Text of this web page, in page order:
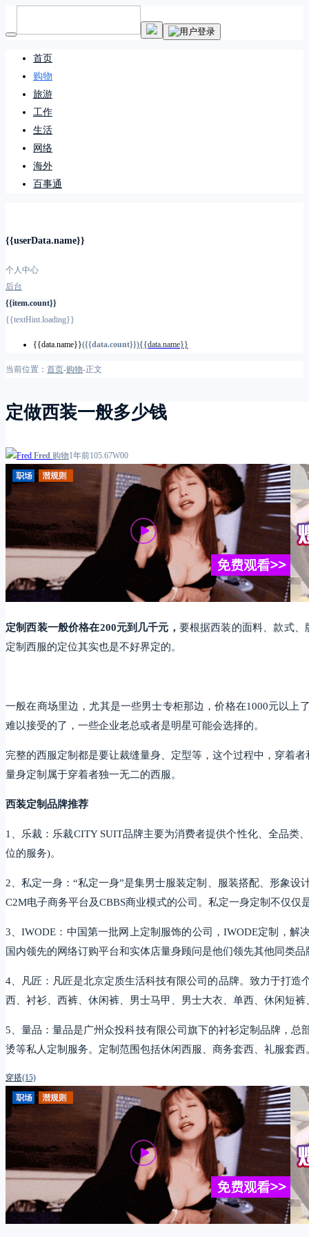
首页
购物
旅游
工作
生活
网络
海外
百事通
{{userData.name}}
个人中心
后台
{{item.count}}
{{textHint.loading}}
{{data.name}}({{data.count}}){{data.name}}
当前位置： 首页-购物-正文
定做西装一般多少钱
Fred 购物1年前105.67W00
定制西装一般价格在200元到几千元， 要根据西装的面料、款式
定制西服的定位其实也是不好界定的。
一般在商场里边，尤其是一些男士专柜那边，价格在1000元以
难以接受的了，一些企业老总或者是明星可能会选择的。
完整的西服定制都是要让裁缝量身、定型等，这个过程中，穿着
量身定制属于穿着者独一无二的西服。
西装定制品牌推荐
1、乐裁：乐裁CITY SUIT品牌主要为消费者提供个性化、全品
位的服务)。
2、私定一身：“私定一身”是集男士服装定制、服装搭配、形象
C2M电子商务平台及CBBS商业模式的公司。私定一身定制不仅
3、IWODE：中国第一批网上定制服饰的公司，IWODE定制，
国内领先的网络订购平台和实体店量身顾问是他们领先其他同类
4、凡匠：凡匠是北京定质生活科技有限公司的品牌。致力于打
西、衬衫、西裤、休闲裤、男士马甲、男士大衣、单西、休闲短裤
5、量品：量品是广州众投科技有限公司旗下的衬衫定制品牌，
烫等私人定制服务。定制范围包括休闲西服、商务套西、礼服套西
穿搭(15)